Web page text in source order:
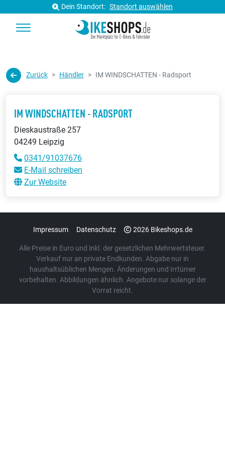
Dein Standort: Standort auswählen
Zurück Händler IM WINDSCHATTEN - Radsport
IM WINDSCHATTEN - RADSPORT
Dieskaustraße 257
04249 Leipzig
0341/91037676
E-Mail schreiben
Zur Website
Impressum Datenschutz 2026 Bikeshops.de
Alle Preise in Euro und inkl. der gesetzlichen Mehrwertsteuer.
Verkauf nur an private Endkunden. Abgabe nur in
haushaltsüblichen Mengen. Änderungen und Irrtümer
vorbehalten. Abbildungen ähnlich. Angebote nur solange der
Vorrat reicht.